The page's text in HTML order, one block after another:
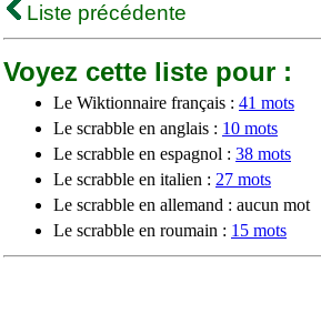
Liste précédente
Voyez cette liste pour :
Le Wiktionnaire français : 41 mots
Le scrabble en anglais : 10 mots
Le scrabble en espagnol : 38 mots
Le scrabble en italien : 27 mots
Le scrabble en allemand : aucun mot
Le scrabble en roumain : 15 mots